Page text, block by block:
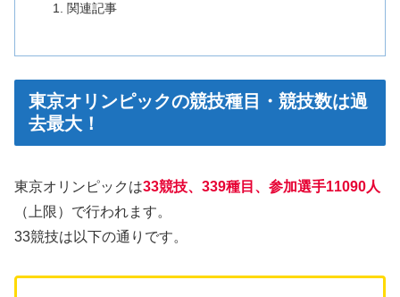
関連記事
東京オリンピックの競技種目・競技数は過
去最大！
東京オリンピックは33競技、339種目、参加選手11090人
（上限）で行われます。
33競技は以下の通りです。